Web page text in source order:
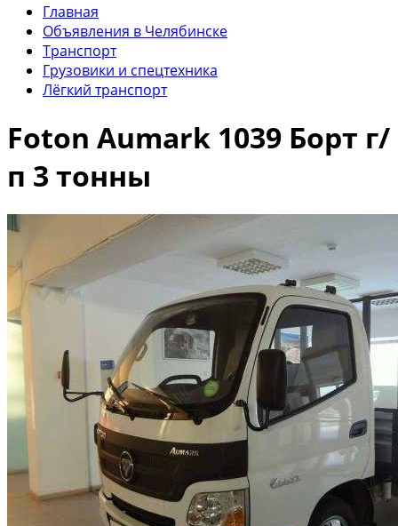
Главная
Объявления в Челябинске
Транспорт
Грузовики и спецтехника
Лёгкий транспорт
Foton Aumark 1039 Борт г/
п 3 тонны